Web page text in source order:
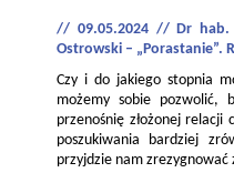
// 09.05.2024 // Dr hab.
Ostrowski – „Porastanie”.
Czy i do jakiego stopnia
możemy sobie pozwolić,
przenośnię złożonej
poszukiwania bardziej
przyjdzie nam zrezygnować